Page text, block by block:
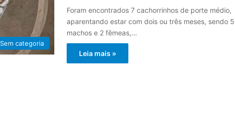
Sem categoria
Foram encontrados 7 cachorrinhos de porte médio,
aparentando estar com dois ou três meses, sendo 5
machos e 2 fêmeas,…
Leia mais »